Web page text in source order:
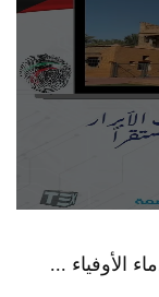
الأوفياء ...